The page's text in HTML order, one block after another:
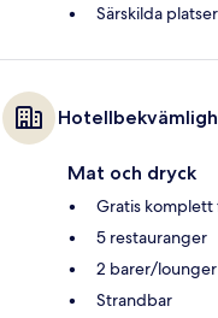
Särskilda
Mat och dryck
Gratis
5 restauranger
2 barer/lounger
Strandbar